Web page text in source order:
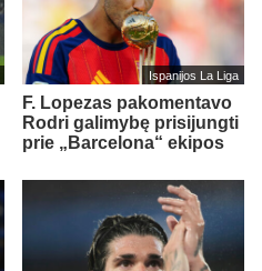
Ispanijos La Liga
F. Lopezas pakomentavo
Rodri galimybę prisijungti
prie „Barcelona“ ekipos